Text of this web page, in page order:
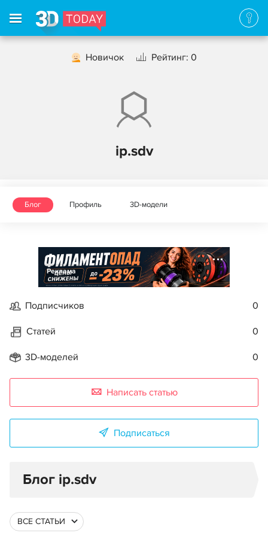
Новичок Рейтинг: 0
ip.sdv
Блог Профиль 3D-модели
Реклама
Подписчиков 0
Статей 0
3D-моделей 0
Написать статью
Подписаться
Блог ip.sdv
ВСЕ СТАТЬИ